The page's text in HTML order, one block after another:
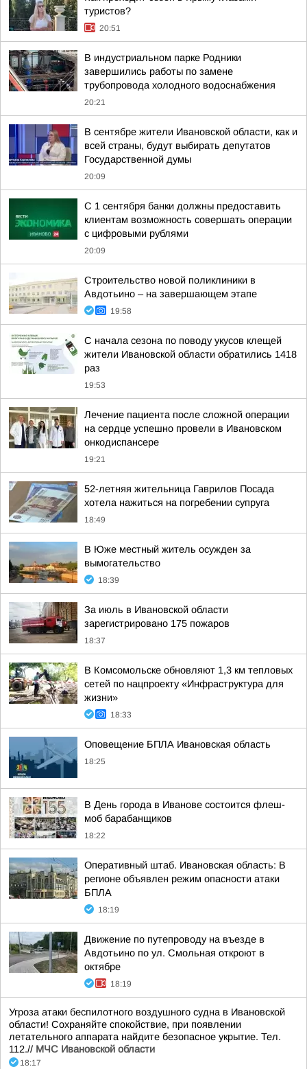
туристов?
20:51
В индустриальном парке Родники
завершились работы по замене
трубопровода холодного водоснабжения
20:21
В сентябре жители Ивановской области, как и
всей страны, будут выбирать депутатов
Государственной думы
20:09
С 1 сентября банки должны предоставить
клиентам возможность совершать операции
с цифровыми рублями
20:09
Строительство новой поликлиники в
Авдотьино – на завершающем этапе
19:58
С начала сезона по поводу укусов клещей
жители Ивановской области обратились 1418
раз
19:53
Лечение пациента после сложной операции
на сердце успешно провели в Ивановском
онкодиспансере
19:21
52-летняя жительница Гаврилов Посада
хотела нажиться на погребении супруга
18:49
В Юже местный житель осужден за
вымогательство
18:39
За июль в Ивановской области
зарегистрировано 175 пожаров
18:37
В Комсомольске обновляют 1,3 км тепловых
сетей по нацпроекту «Инфраструктура для
жизни»
18:33
Оповещение БПЛА Ивановская область
18:25
В День города в Иванове состоится флеш-
моб барабанщиков
18:22
Оперативный штаб. Ивановская область: В
регионе объявлен режим опасности атаки
БПЛА
18:19
Движение по путепроводу на въезде в
Авдотьино по ул. Смольная откроют в
октябре
18:19
Угроза атаки беспилотного воздушного судна в Ивановской
области! Сохраняйте спокойствие, при появлении
летательного аппарата найдите безопасное укрытие. Тел.
112.// МЧС Ивановской области
18:17